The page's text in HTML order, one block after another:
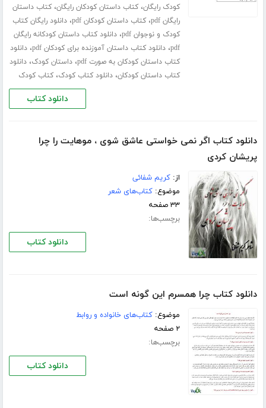
کودک رایگان،کتاب داستان کودکان رایگان،کتاب داستان
رایگان pdf
،کتاب داستان کودکان pdf ،دانلود رایگان کتاب
کودک و نوجوان pdf
،دانلود کتاب داستان کودکانه رایگان
pdf،دانلود کتاب داستان آموزنده برای کودکان pdf ،دانلود
کتاب داستان کودکان به صورت pdf
،داستان کودک،دانلود
کتاب داستان کودکان،دانلود کتاب کودک،کتاب کودک
دانلود کتاب
دانلود کتاب اگر نمی خواستی عاشق شوی ، موهایت را چرا
پریشان کردی
از:کریم شفائی
موضوع:کتاب‌های شعر
۳۳ صفحه
برچسب‌ها:
دانلود کتاب
دانلود کتاب چرا همسرم این گونه است
موضوع:کتاب‌های خانواده و روابط
۲ صفحه
برچسب‌ها:
دانلود کتاب